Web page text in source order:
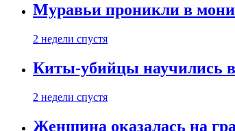
Муравьи проникли в
2 недели спустя
Киты-убийцы научились
2 недели спустя
Женщина оказалась на